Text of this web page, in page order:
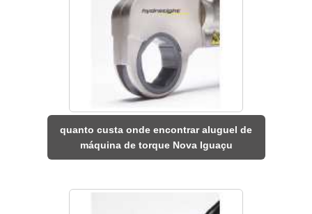
quanto custa onde encontrar aluguel de
máquina de torque Nova Iguaçu